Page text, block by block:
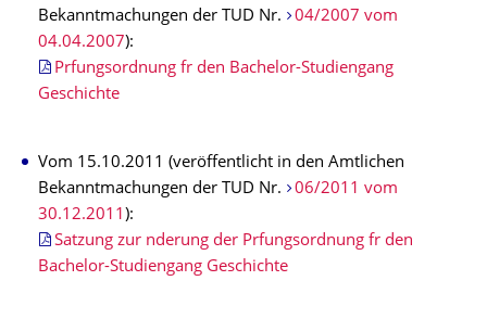
Bekanntmachungen der TUD Nr.
04/2007 vom
04.04.2007):
Prfungsordnung fr den Bachelor-Studiengang
Geschichte
Vom 15.10.2011 (veröffentlicht in den Amtlichen
Bekanntmachungen der TUD Nr.
06/2011 vom
30.12.2011 ):
Satzung zur nderung der Prfungsordnung fr den
Bachelor-Studiengang Geschichte